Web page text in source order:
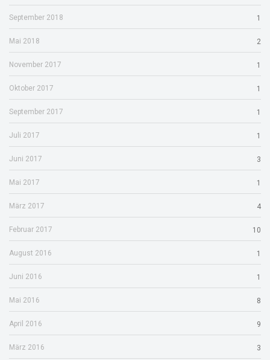
September 2018 1
Mai 2018 2
November 2017 1
Oktober 2017 1
September 2017 1
Juli 2017 1
Juni 2017 3
Mai 2017 1
März 2017 4
Februar 2017 10
August 2016 1
Juni 2016 1
Mai 2016 8
April 2016 9
März 2016 3